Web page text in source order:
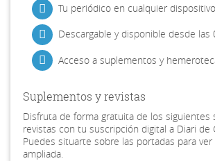
Tu periódico en cualquier
Descargable y disponible desde las
Acceso a suplementos y
Suplementos y revistas
Disfruta de forma gratuita de los siguientes
revistas con tu suscripción digital a Diari de
Puedes situarte sobre las portadas para ver
ampliada.